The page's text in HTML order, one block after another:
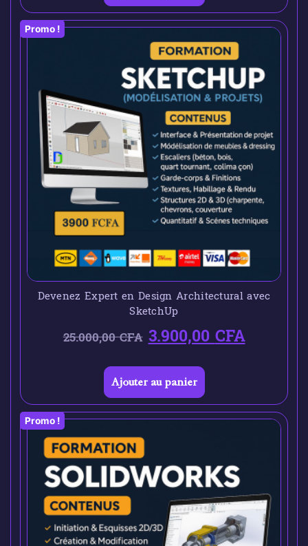
Promo !
Devenez Expert en Design Architectural avec
SketchUp
25.000,00CFA 3.900,00CFA
Ajouter au panier
Promo !